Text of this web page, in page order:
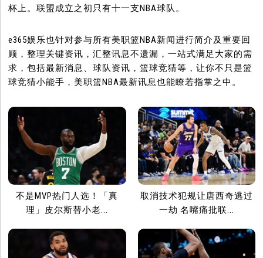
杯上。联盟成立之初只有十一支NBA球队。
e365娱乐也针对参与所有美职篮NBA新闻进行简介及重要回
顾，整理关键资讯，汇整讯息不遗漏，一站式满足大家的需
求，包括最新消息、球队资讯，篮球竞猜等，让你不只是篮
球竞猜小能手，美职篮NBA最新讯息也能瞭若指掌之中。
不是MVP热门人选！「真
理」皮尔斯替小老...
取消技术犯规让唐西奇逃过
一劫 名嘴痛批联...